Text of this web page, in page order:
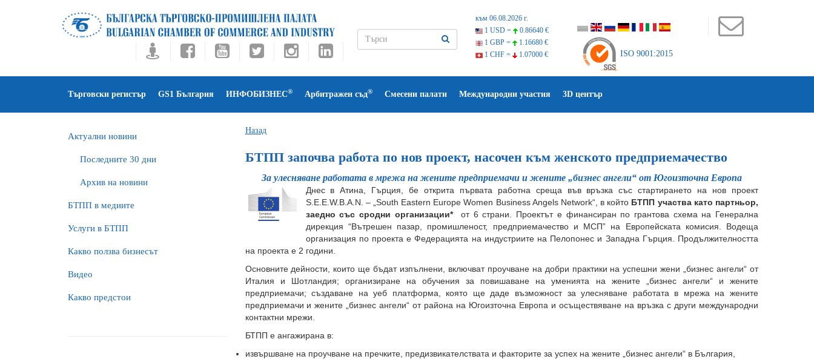
към 06.08.2026 г.
1 USD =
0.86640 €
1 GBP =
1.16680 €
1 CHF =
1.07000 € ISO 9001:2015
Търговски регистър GS1 България ИНФОБИЗНЕС® Арбитражен съд® Смесени палати Международни участия 3D център
Актуални новини
Последните 30 дни
Архив на новини
БTПП в медиите
Услуги в БТПП
Какво ползва бизнесът
Видео
Какво предстои
Назад
БТПП започва работа по нов проект, насочен към женското предприемачество
За улесняване работата в мрежа на жените предприемачи и жените „бизнес ангели“ от Югоизточна Европа
Днес в Атина, Гърция, бе открита първата работна среща във връзка със стартирането на нов проект
S.E.E.W.B.A.N. – „South Eastern Europe Women Business Angels Network“, в който БТПП участва като партньор,
заедно със сродни организации*от 6 страни. Проектът е финансиран по грантова схема на Генерална
дирекция “Вътрешен пазар, промишленост, предприемачество и МСП” на Европейската комисия. Водеща
организация по проекта е Федерацията на индустриите на Пелопонес и Западна Гърция. Продължителността
на проекта е 2 години.
Основните дейности, които ще бъдат изпълнени, включват проучване на добри практики на успешни жени „бизнес ангели“ от
Италия и Шотландия; организиране на обучения за повишаване на уменията на жените „бизнес ангели“ и жените
предприемачи; създаване на уеб платформа, която ще даде възможност за улесняване работата в мрежа на жените
предприемачи и жените „бизнес ангели“ от района на Югоизточна Европа и осъществяване на връзка с други международни
контактни мрежи.
БТПП е ангажирана в:
извършване на проучване на пречките, предизвикателствата и факторите за успех на жените „бизнес ангели“ в България,